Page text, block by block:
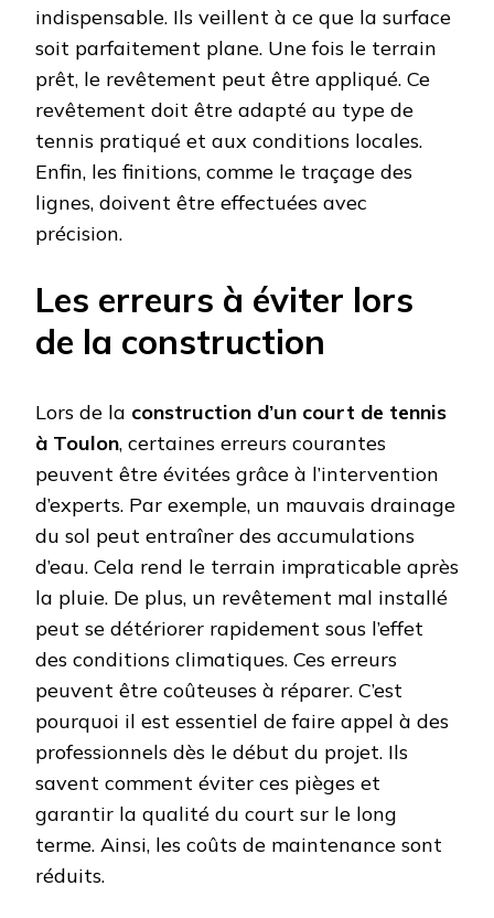
indispensable. Ils veillent à ce que la surface
soit parfaitement plane. Une fois le terrain
prêt, le revêtement peut être appliqué. Ce
revêtement doit être adapté au type de
tennis pratiqué et aux conditions locales.
Enfin, les finitions, comme le traçage des
lignes, doivent être effectuées avec
précision.
Les erreurs à éviter lors
de la construction
Lors de la construction d’un court de tennis
à Toulon, certaines erreurs courantes
peuvent être évitées grâce à l’intervention
d’experts. Par exemple, un mauvais drainage
du sol peut entraîner des accumulations
d’eau. Cela rend le terrain impraticable après
la pluie. De plus, un revêtement mal installé
peut se détériorer rapidement sous l’effet
des conditions climatiques. Ces erreurs
peuvent être coûteuses à réparer. C’est
pourquoi il est essentiel de faire appel à des
professionnels dès le début du projet. Ils
savent comment éviter ces pièges et
garantir la qualité du court sur le long
terme. Ainsi, les coûts de maintenance sont
réduits.